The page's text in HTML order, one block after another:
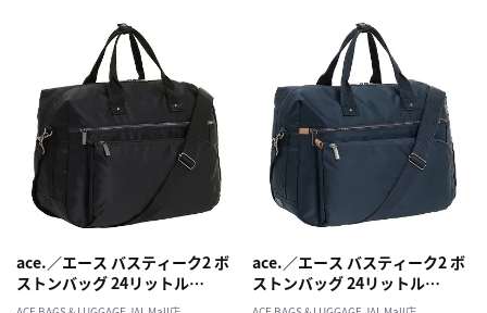
ace.／エース バスティーク2 ボ
ストンバッグ 24リットル
62567
ace.／エース バスティーク2 ボ
ストンバッグ 24リットル
62567